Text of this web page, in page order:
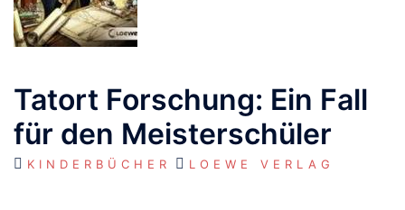
Tatort Forschung: Ein Fall
für den Meisterschüler
KINDERBÜCHER LOEWE VERLAG